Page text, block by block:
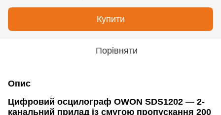
Купити
Порівняти
Опис
Цифровий осцилограф OWON SDS1202 — 2-
канальний прилад із смугою пропускання 200